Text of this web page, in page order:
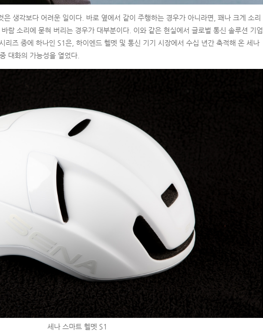
생각보다 어려운 일이다. 바로 옆에서 같이 주행하는 경우가 아니라면, 꽤나 크게 소리
람 소리에 묻혀 버리는 경우가 대부분이다. 이와 같은 현실에서 글로벌 통신 솔루션 기업
리즈 중에 하나인 S1은, 하이엔드 헬멧 및 통신 기기 시장에서 수십 년간 축적해 온 세나
대화의 가능성을 열었다.
세나 스마트 헬멧 S1